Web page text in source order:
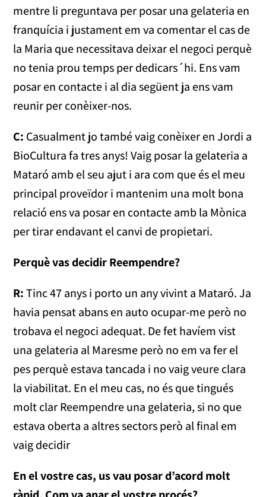
mentre li preguntava per posar una gelateria en
franquícia i justament em va comentar el cas de
la Maria que necessitava deixar el negoci perquè
no tenia prou temps per dedicars´hi. Ens vam
posar en contacte i al dia següent ja ens vam
reunir per conèixer-nos.
C: Casualment jo també vaig conèixer en Jordi a
BioCultura fa tres anys! Vaig posar la gelateria a
Mataró amb el seu ajut i ara com que és el meu
principal proveïdor i mantenim una molt bona
relació ens va posar en contacte amb la Mònica
per tirar endavant el canvi de propietari.
Perquè vas decidir Reempendre?
R:Tinc 47 anys i porto un any vivint a Mataró. Ja
havia pensat abans en auto ocupar-me però no
trobava el negoci adequat. De fet havíem vist
una gelateria al Maresme però no em va fer el
pes perquè estava tancada i no vaig veure clara
la viabilitat. En el meu cas, no és que tingués
molt clar Reempendre una gelateria, si no que
estava oberta a altres sectors però al final em
vaig decidir
En el vostre cas, us vau posar d’acord molt